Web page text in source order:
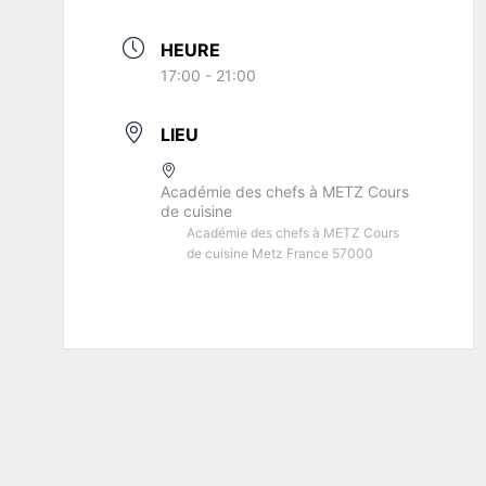
HEURE
17:00 - 21:00
LIEU
Académie des chefs à METZ Cours
de cuisine
Académie des chefs à METZ Cours
de cuisine Metz France 57000